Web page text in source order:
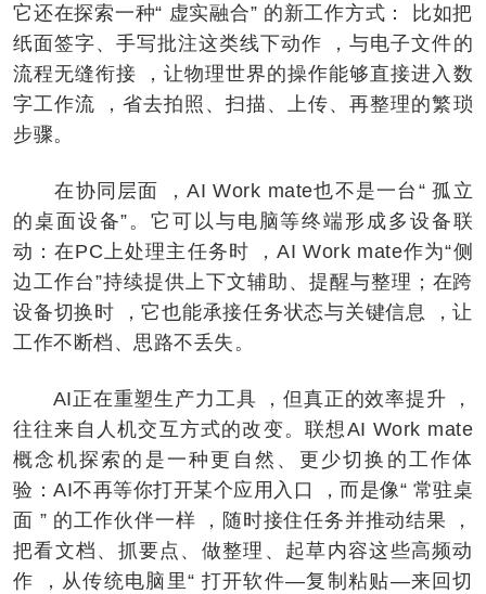
它还在探索一种“ 虚实融合” 的新工作方式： 比如把
纸面签字、手写批注这类线下动作 ，与电子文件的
流程无缝衔接 ，让物理世界的操作能够直接进入数
字工作流 ，省去拍照、扫描、上传、再整理的繁琐
步骤。
在协同层面 ，AI Work mate也不是一台“ 孤立
的桌面设备”。它可以与电脑等终端形成多设备联
动：在PC上处理主任务时 ，AI Work mate作为“侧
边工作台”持续提供上下文辅助、提醒与整理；在跨
设备切换时 ，它也能承接任务状态与关键信息 ，让
工作不断档、思路不丢失。
AI正在重塑生产力工具 ，但真正的效率提升 ，
往往来自人机交互方式的改变。联想AI Work mate
概念机探索的是一种更自然、更少切换的工作体
验：AI不再等你打开某个应用入口 ，而是像“ 常驻桌
面 ” 的工作伙伴一样 ，随时接住任务并推动结果 ，
把看文档、抓要点、做整理、起草内容这些高频动
作 ，从传统电脑里“ 打开软件—复制粘贴—来回切